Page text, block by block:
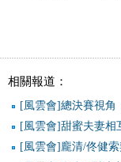
相關報道：
[風雲會]總決賽視角
[風雲會]甜蜜夫妻相
[風雲會]龐清/佟健